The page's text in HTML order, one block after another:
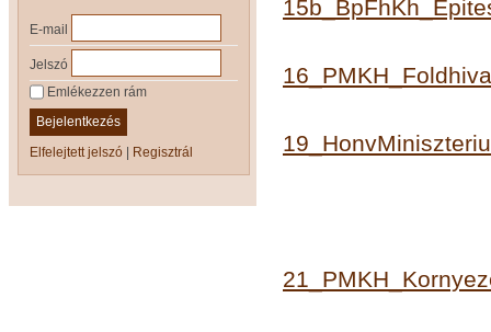
E-mail
Jelszó
Emlékezzen rám
Bejelentkezés
Elfelejtett jelszó | Regisztrál